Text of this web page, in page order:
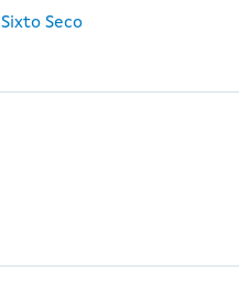
Seco